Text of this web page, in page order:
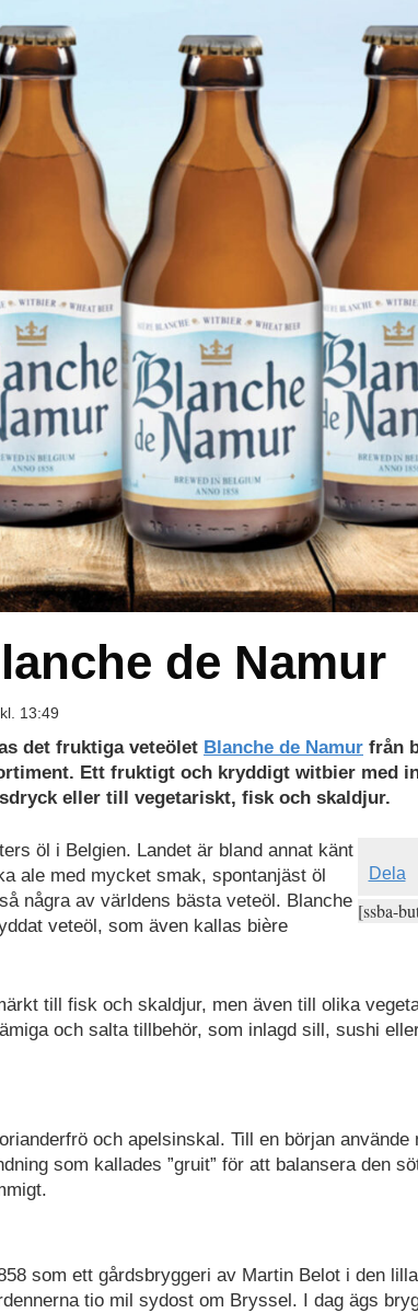
de Namur
13:49
det fruktiga veteölet Blanche de Namur från
Ett fruktigt och kryddigt witbier med
eller till vegetariskt, fisk och skaldjur.
Dela
[ssba-
öl i Belgien. Landet är bland annat känt
ale med mycket smak, spontanjäst öl
några av världens bästa veteöl. Blanche
veteöl, som även kallas bière
till fisk och skaldjur, men även till olika
och salta tillbehör, som inlagd sill, sushi
och apelsinskal. Till en början använde
som kallades ”gruit” för att balansera den
som ett gårdsbryggeri av Martin Belot i den
tio mil sydost om Bryssel. I dag ägs